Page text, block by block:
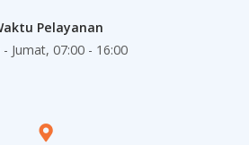
Pelayanan
- Jumat, 07:00 - 16:00